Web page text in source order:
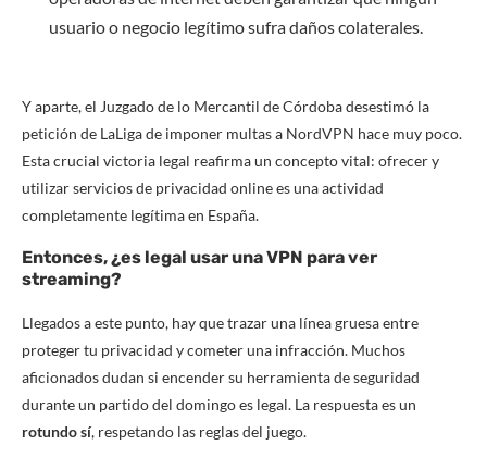
usuario o negocio legítimo sufra daños colaterales.
Y aparte, el Juzgado de lo Mercantil de Córdoba desestimó la
petición de LaLiga de imponer multas a NordVPN hace muy poco.
Esta crucial victoria legal reafirma un concepto vital: ofrecer y
utilizar servicios de privacidad online es una actividad
completamente legítima en España.
Entonces, ¿es legal usar una VPN para ver
streaming?
Llegados a este punto, hay que trazar una línea gruesa entre
proteger tu privacidad y cometer una infracción. Muchos
aficionados dudan si encender su herramienta de seguridad
durante un partido del domingo es legal. La respuesta es un
rotundo sí, respetando las reglas del juego.